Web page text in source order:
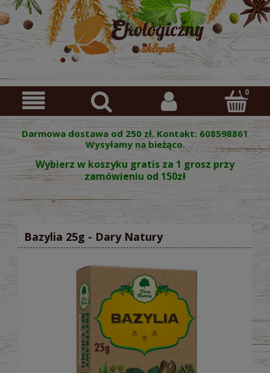
Darmowa dostawa od 250 zł. Kontakt: 608598861
Wysyłamy na bieżąco.
Wybierz w koszyku gratis za 1 grosz przy
zamówieniu od 150zł
Bazylia 25g - Dary Natury